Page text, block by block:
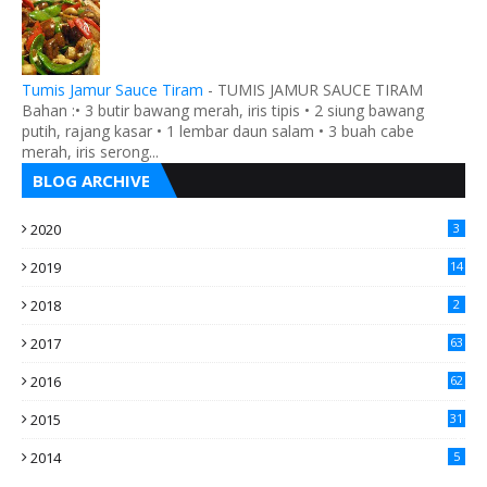
Tumis Jamur Sauce Tiram - TUMIS JAMUR SAUCE TIRAM
Bahan :• 3 butir bawang merah, iris tipis • 2 siung bawang
putih, rajang kasar • 1 lembar daun salam • 3 buah cabe
merah, iris serong...
BLOG ARCHIVE
2020 3
2019 14
2018 2
2017 63
2016
62
2015
31
2014 5